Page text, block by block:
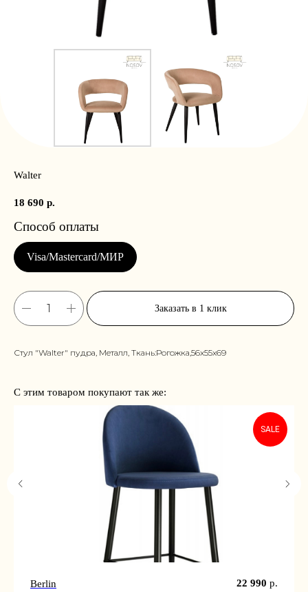
Walter
18 690 р.
Заказать в 1 клик
Стул "Walter" пудра, Металл, Ткань:Рогожка,56x55x69
С этим товаром покупают так же:
SALE
Berlin 22 990 р.